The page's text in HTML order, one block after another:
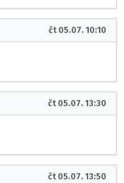
čt 05.07. 10:10
čt 05.07. 13:30
čt 05.07. 13:50